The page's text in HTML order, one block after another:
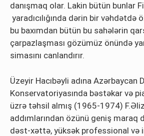
danışmaq olar. Lakin bütün bunlar
yaradıcılığında dərin bir vəhdətdə
bu baxımdan bütün bu sahələrin
çarpazlaşması gözümüz önündə
simasını canlandırır.
Üzeyir Hacıbəyli adına Azərbaycan
Konservatoriyasında bəstəkar və
üzrə təhsil almış (1965-1974)
addımlarından özünü geniş maraq
dəst-xəttə, yüksək professional və